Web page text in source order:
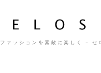
ファッションを素敵に楽しく – セ